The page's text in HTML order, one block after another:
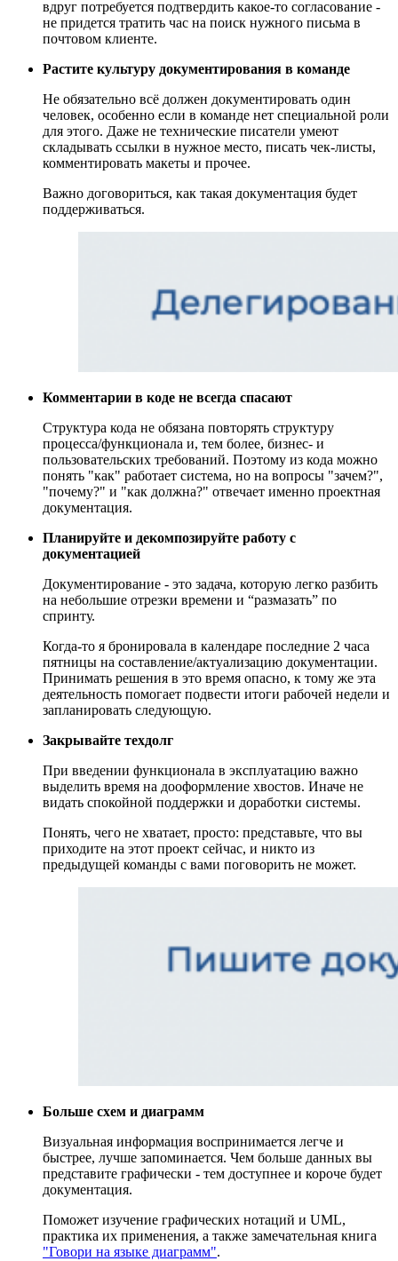
вдруг потребуется подтвердить какое-то согласование -
не придется тратить час на поиск нужного письма в
почтовом клиенте.
Растите культуру документирования в команде
Не обязательно всё должен документировать один
человек, особенно если в команде нет специальной роли
для этого. Даже не технические писатели умеют
складывать ссылки в нужное место, писать чек-листы,
комментировать макеты и прочее.
Важно договориться, как такая документация будет
поддерживаться.
Комментарии в коде не всегда спасают
Структура кода не обязана повторять структуру
процесса/функционала и, тем более, бизнес- и
пользовательских требований. Поэтому из кода можно
понять "как" работает система, но на вопросы "зачем?",
"почему?" и "как должна?" отвечает именно проектная
документация.
Планируйте и декомпозируйте работу с
документацией
Документирование - это задача, которую легко разбить
на небольшие отрезки времени и “размазать” по
спринту.
Когда-то я бронировала в календаре последние 2 часа
пятницы на составление/актуализацию документации.
Принимать решения в это время опасно, к тому же эта
деятельность помогает подвести итоги рабочей недели и
запланировать следующую.
Закрывайте техдолг
При введении функционала в эксплуатацию важно
выделить время на дооформление хвостов. Иначе не
видать спокойной поддержки и доработки системы.
Понять, чего не хватает, просто: представьте, что вы
приходите на этот проект сейчас, и никто из
предыдущей команды с вами поговорить не может.
Больше схем и диаграмм
Визуальная информация воспринимается легче и
быстрее, лучше запоминается. Чем больше данных вы
представите графически - тем доступнее и короче будет
документация.
Поможет изучение графических нотаций и UML,
практика их применения, а также замечательная книга
"Говори на языке диаграмм".